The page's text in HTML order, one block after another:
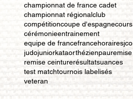
championnat de france cadet
championnat régionalclub
compétitioncoupe d'espagnecours
cérémonieentrainement
equipe de francefrancehorairesjco
judojuniorkataorthézienpauremise
remise ceinturerésultatsuances
test matchtournois labelisés
veteran